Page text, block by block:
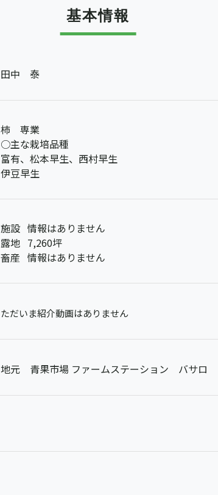
基本情報
田中 泰
柿 専業
○主な栽培品種
富有、松本早生、西村早生
伊豆早生
施設 情報はありません
露地 7,260坪
畜産 情報はありません
ただいま紹介動画はありません
地元 青果市場 ファームステーション バサロ